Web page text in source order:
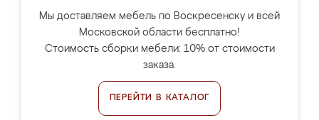
Мы доставляем мебель по Воскресенску и всей
Московской области бесплатно!
Стоимость сборки мебели: 10% от стоимости
заказа.
ПЕРЕЙТИ В КАТАЛОГ